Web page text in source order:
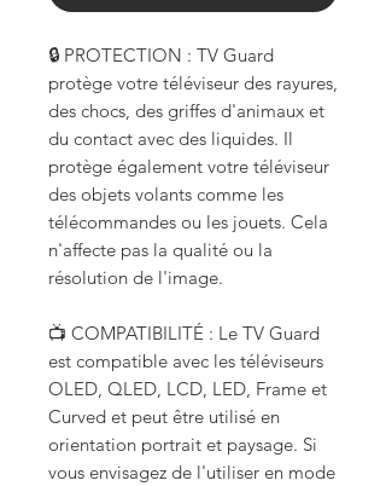
🔒 PROTECTION : TV Guard
protège votre téléviseur des rayures,
des chocs, des griffes d'animaux et
du contact avec des liquides. Il
protège également votre téléviseur
des objets volants comme les
télécommandes ou les jouets. Cela
n'affecte pas la qualité ou la
résolution de l'image.
📺 COMPATIBILITÉ : Le TV Guard
est compatible avec les téléviseurs
OLED, QLED, LCD, LED, Frame et
Curved et peut être utilisé en
orientation portrait et paysage. Si
vous envisagez de l'utiliser en mode